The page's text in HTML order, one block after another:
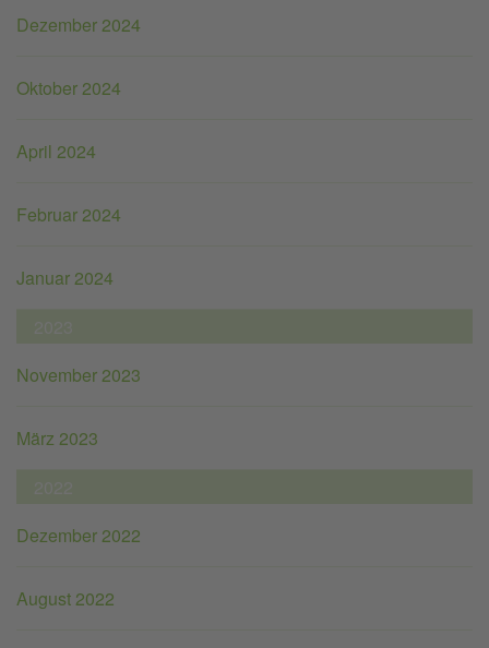
Dezember 2024
Oktober 2024
April 2024
Februar 2024
Januar 2024
November 2023
März 2023
Dezember 2022
August 2022